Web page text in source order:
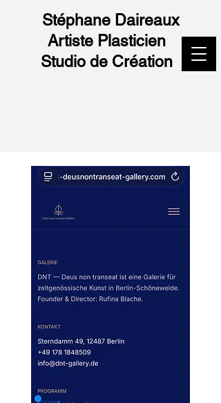
Stéphane Daireaux
Artiste Plasticien
Studio de Création